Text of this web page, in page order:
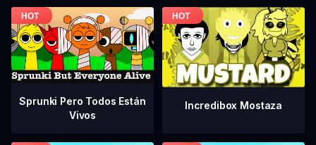
Sprunki Pero Todos Están
Vivos
Incredibox Mostaza